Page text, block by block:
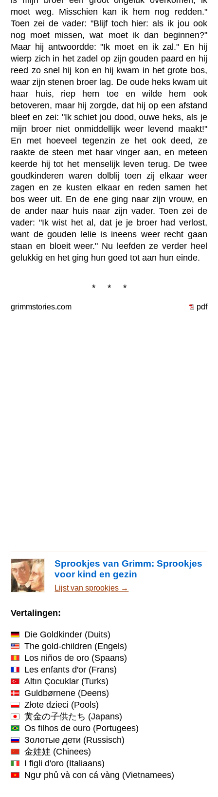
moet weg. Misschien kan ik hem nog redden."
Toen zei de vader: "Blijf toch hier: als ik jou ook
nog moet missen, wat moet ik dan beginnen?"
Maar hij antwoordde: "Ik moet en ik zal." En hij
wierp zich in het zadel op zijn gouden paard en hij
reed zo snel hij kon en hij kwam in het grote bos,
waar zijn stenen broer lag. De oude heks kwam uit
haar huis, riep hem toe en wilde hem ook
betoveren, maar hij zorgde, dat hij op een afstand
bleef en zei: "Ik schiet jou dood, ouwe heks, als je
mijn broer niet onmiddellijk weer levend maakt!"
En met hoeveel tegenzin ze het ook deed, ze
raakte de steen met haar vinger aan, en meteen
keerde hij tot het menselijk leven terug. De twee
goudkinderen waren dolblij toen zij elkaar weer
zagen en ze kusten elkaar en reden samen het
bos weer uit. En de ene ging naar zijn vrouw, en
de ander naar huis naar zijn vader. Toen zei de
vader: "Ik wist het al, dat je je broer had verlost,
want de gouden lelie is ineens weer recht gaan
staan en bloeit weer." Nu leefden ze verder heel
gelukkig en het ging hun goed tot aan hun einde.
* * *
grimmstories.com pdf
Sprookjes van Grimm: Sprookjes
voor kind en gezin
Lijst van sprookjes →
Vertalingen:
Die Goldkinder (Duits)
The gold-children (Engels)
Los niños de oro (Spaans)
Les enfants d'or (Frans)
Altın Çocuklar (Turks)
Guldbørnene (Deens)
Złote dzieci (Pools)
黄金の子供たち (Japans)
Os filhos de ouro (Portugees)
Золотые дети (Russisch)
金娃娃 (Chinees)
I figli d'oro (Italiaans)
Ngư phủ và con cá vàng (Vietnamees)